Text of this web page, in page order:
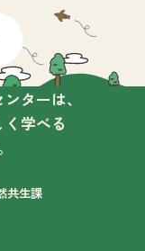
ターは、
学べる
共生課